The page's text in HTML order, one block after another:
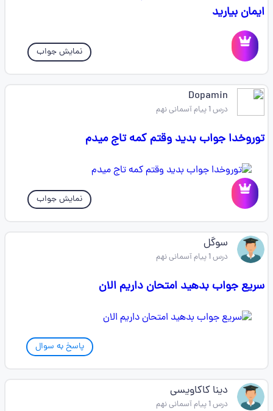
ایمان بیارید
نمایش جواب
Dopamin
درس 1 پیام آسمانی نهم
توروخدا جواب بدید وقتم کمه تاج میدم
نمایش جواب
سوگل
درس 1 پیام آسمانی نهم
سریع جواب بدهید امتحان داریم الان
پاسخ به سوال
دینا کاکاویسی
درس 1 پیام آسمانی نهم